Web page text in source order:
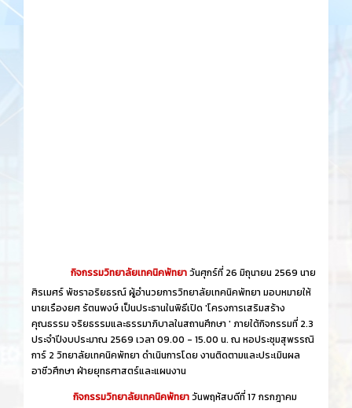
กิจกรรมวิทยาลัยเทคนิคพัทยาวันศุกร์​ที่ 26 ​มิถุนายน​ 2569 นาย
ศิรเมศร์ พัชราอริยธรณ์ ผู้อำนวยการวิทยาลัยเทคนิคพัทยา มอบหมายให้
นายเรืองยศ รัตนพงษ์ เป็นประธานในพิธีเปิด 'โครงการเสริมสร้าง
คุณธรรม จริยธรรมและธรรมาภิบาลในสถานศึกษา ' ภายใต้กิจกรรมที่ 2.3
ประจำปีงบประมาณ 2569 เวลา 09.00 - 15.00 น. ณ หอประชุมสุพรรณิ
การ์ 2 วิทยาลัยเทคนิคพัทยา ดำเนินการโดย งานติดตามและประเมินผล
อาชีวศึกษา ฝ่ายยุทธศาสตร์และแผนงาน
กิจกรรมวิทยาลัยเทคนิคพัทยาวันพฤหัสบดีที่ 17 กรกฎาคม